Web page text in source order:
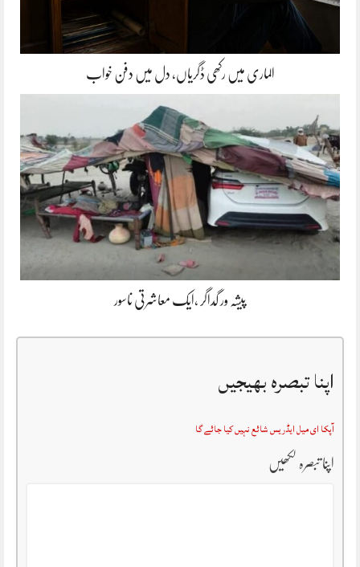
الماری میں رکھی ڈگریاں، دل میں دفن خواب
پیشہ ور گداگر ،ایک معاشرتی ناسور
اپنا تبصرہ بھیجیں
آپکا ای میل ایڈریس شائع نہیں کیا جائے گا
اپنا تبصرہ لکھیں